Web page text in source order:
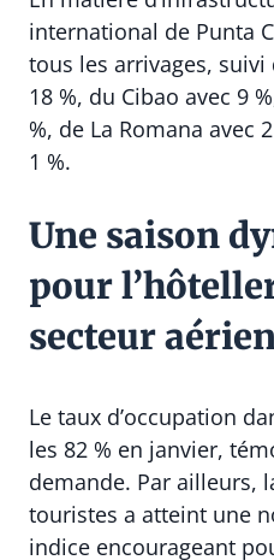
international de Punta
tous les arrivages, suivi
18 %, du Cibao avec 9
%, de La Romana avec
1 %.
Une saison
pour
secteur
Le taux d’occupation
les 82 % en janvier,
demande. Par ailleurs,
touristes a atteint une
indice encourageant